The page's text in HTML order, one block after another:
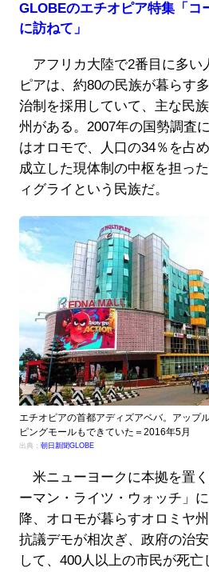
GLOBEのエチオピア特集「コ
に訪ねて」
アフリカ大陸で2番目に多い
ピアは、約80の民族が暮らす
治制を採用していて、主な民
州がある。2007年の国勢調査
はオロモで、人口の34％を占
成立した現体制の中枢を担っ
ィグライという民族だ。
エチオピアの首都アディズアベバ。アップ
ピングモールもできていた＝2016年5月
出典： 朝日新聞GLOBE
米ニューヨークに本拠を置
ーマン・ライツ・ウォッチ」
降、オロモが暮らすオロミヤ
抗議デモが相次ぎ、政府の治
して、400人以上の市民が死亡